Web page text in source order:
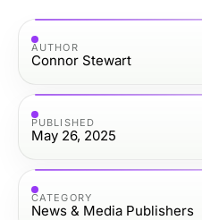
AUTHOR
Connor Stewart
PUBLISHED
May 26, 2025
CATEGORY
News & Media Publishers